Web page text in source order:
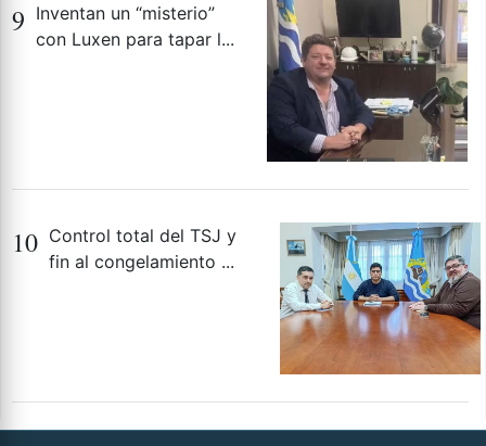
9 Inventan un “misterio”
con Luxen para tapar l...
10 Control total del TSJ y
fin al congelamiento ...